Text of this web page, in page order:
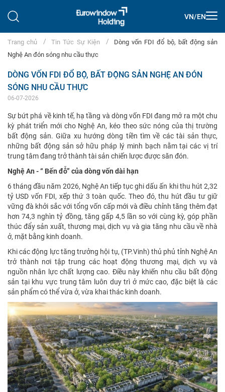
VN/EN
Trang chủ Tin Tức Sự Kiện
Dòng vốn FDI đổ bộ, bất động sản
Nghệ An đón sóng nhu cầu thực
DÒNG VỐN FDI ĐỔ BỘ, BẤT ĐỘNG SẢN NGHỆ AN ĐÓN
SÓNG NHU CẦU THỰC
06-07-2026
Sự bứt phá về kinh tế, hạ tầng và dòng vốn FDI đang mở ra một chu
kỳ phát triển mới cho Nghệ An, kéo theo sức nóng của thị trường
bất động sản. Giữa xu hướng dòng tiền tìm về các tài sản thực,
những bất động sản sở hữu pháp lý minh bạch nằm tại các vị trí
trung tâm đang trở thành tài sản chiến lược được săn đón.
Nghệ An - “ Bến đỗ” của dòng vốn dài hạn
6 tháng đầu năm 2026, Nghệ An tiếp tục ghi dấu ấn khi thu hút 2,32
tỷ USD vốn FDI, xếp thứ 3 toàn quốc. Theo đó, thu hút đầu tư giữ
vững đà khởi sắc với tổng vốn cấp mới và điều chỉnh tăng thêm đạt
hơn 74,3 nghìn tỷ đồng, tăng gấp 4,5 lần so với cùng kỳ, góp phần
thúc đẩy sản xuất, thương mại, dịch vụ và gia tăng nhu cầu về nhà
ở, mặt bằng kinh doanh.
Khi các động lực tăng trưởng hội tụ, (TP.Vinh) thủ phủ tỉnh Nghệ An
trở thành nơi tập trung các hoạt động thương mại, dịch vụ và
nguồn nhân lực chất lượng cao. Điều này khiến nhu cầu bất động
sản tại khu vực trung tâm luôn duy trì ở mức cao, đặc biệt là các
sản phẩm có thể vừa ở, vừa khai thác kinh doanh.